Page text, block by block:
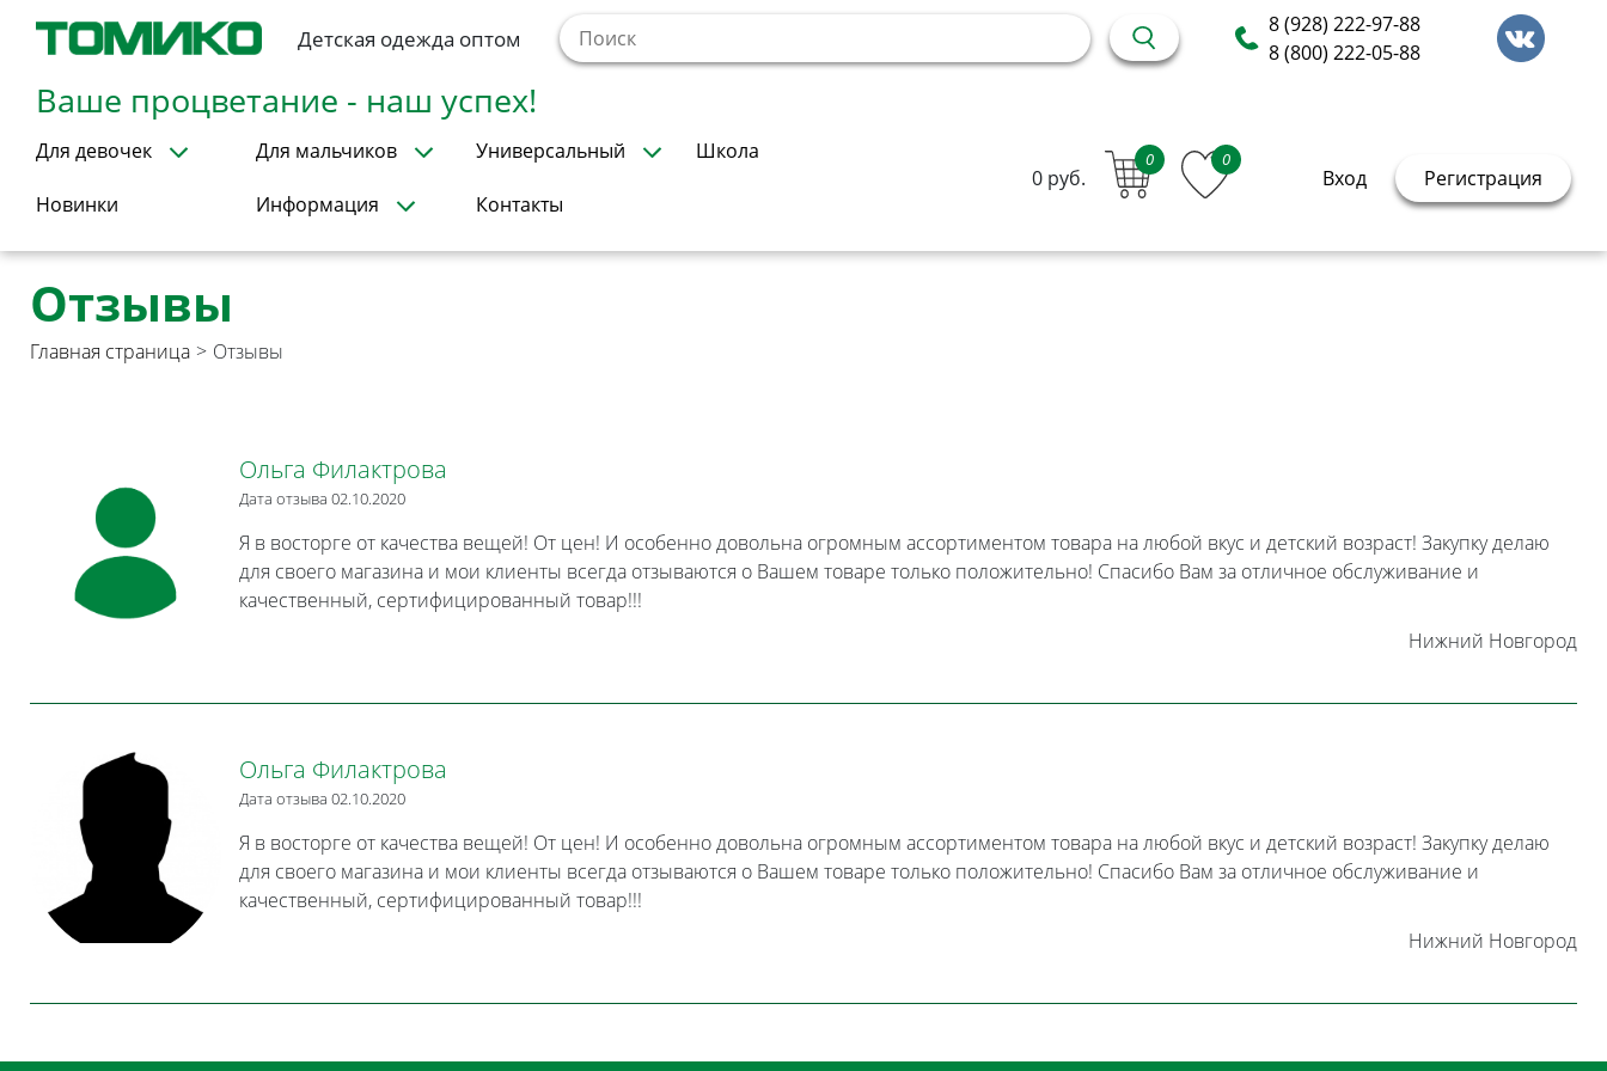
Детская одежда оптом
8 (928) 222-97-88
8 (800) 222-05-88
Ваше процветание - наш успех!
Для девочек Для мальчиков Универсальный Школа
Новинки Информация Контакты
0 руб.
0 0
Вход Регистрация
Отзывы
Главная страница > Отзывы
Ольга Филактрова
Дата отзыва 02.10.2020
Я в восторге от качества вещей! От цен! И особенно довольна огромным ассортиментом товара на любой вкус и детский возраст! Закупку делаю
для своего магазина и мои клиенты всегда отзываются о Вашем товаре только положительно! Спасибо Вам за отличное обслуживание и
качественный, сертифицированный товар!!!
Нижний Новгород
Ольга Филактрова
Дата отзыва 02.10.2020
Я в восторге от качества вещей! От цен! И особенно довольна огромным ассортиментом товара на любой вкус и детский возраст! Закупку делаю
для своего магазина и мои клиенты всегда отзываются о Вашем товаре только положительно! Спасибо Вам за отличное обслуживание и
качественный, сертифицированный товар!!!
Нижний Новгород